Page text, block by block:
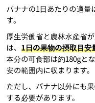
バナナの1日あたりの適量
す。
厚生労働省と農林水産省
は、1日の果物の摂取目安
本分の可食部は約180gと
安の範囲内に収まります。
ただし、バナナ以外にも
する必要があります。